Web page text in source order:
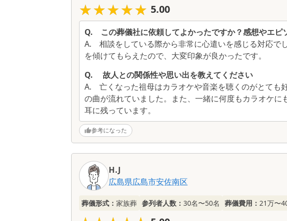
★★★★★
★★★★★ 5.00
Q. この葬儀社に依頼してよかったですか？感想やエピ
A. 相談をしている際から非常に心遣いを感じる対応で
を傾けてもらえたので、大変印象が良かったです。
Q.
故人との関係性や思い出を教えてください
A. 亡くなった祖母はカラオケや音楽を聴くのがとても
の曲が流れていました。また、一緒に何度もカラオケに
耳に残っています。
参考になった
H.J
広島県広島市安佐南区
葬儀形式： 家族葬 参列者人数： 30名〜50名 葬儀費用： 21万〜